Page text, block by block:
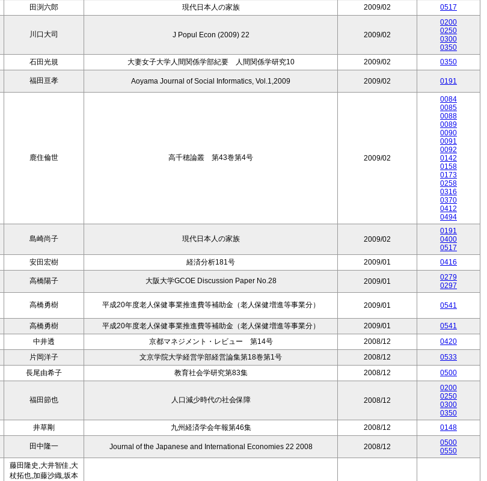
田渕六郎 現代日本人の家族 2009/02 0517
川口大司 J Popul Econ (2009) 22 2009/02
0200
0250
0300
0350
石田光規 大妻女子大学人間関係学部紀要 人間関係学研究10 2009/02
0350
福田亘孝 Aoyama Journal of Social Informatics, Vol.1,2009 2009/02 0191
鹿住倫世 高千穂論叢 第43巻第4号 2009/02
0084
0085
0088
0089
0090
0091
0092
0142
0158
0173
0258
0316
0370
0412
0494
島崎尚子 現代日本人の家族 2009/02
0191
0400
0517
安田宏樹 経済分析181号 2009/01 0416
高橋陽子 大阪大学GCOE Discussion Paper No.28 2009/01
0279
0297
高橋勇樹 平成20年度老人保健事業推進費等補助金（老人保健増進等事業分） 2009/01 0541
高橋勇樹 平成20年度老人保健事業推進費等補助金（老人保健増進等事業分） 2009/01
0541
中井透 京都マネジメント・レビュー 第14号 2008/12
0420
片岡洋子 文京学院大学経営学部経営論集第18巻第1号 2008/12
0533
長尾由希子 教育社会学研究第83集 2008/12 0500
福田節也 人口減少時代の社会保障 2008/12
0200
0250
0300
0350
井草剛 九州経済学会年報第46集 2008/12
0148
田中隆一 Journal of the Japanese and International Economies 22 2008 2008/12
0500
0550
藤田隆史,大井智佳,大
杖拓也,加藤沙織,坂本